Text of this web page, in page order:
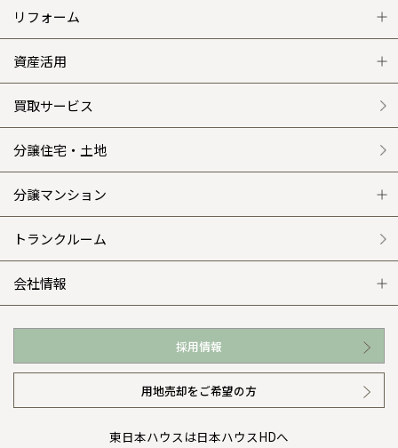
注文住宅 トップ
グレートステージ
クレステージ
施工事例
平屋の家
外観・インテリア集
WEB住宅展示場
お近くの展示場
イベント情報
リフォーム
リフォーム トップ
リフォームメニュー
選ばれる理由
リフォームの流れ
介護保険利用で快適リフォーム
カタログ請求（無料）
資産活用
資産活用 トップ
賃貸併用住宅のメリット
安心のサポートシステム
商品紹介
展示場案内
買取サービス
分譲住宅・土地
分譲マンション
分譲マンション トップ
ワザックとは
高い信頼性
安心の管理体制
トランクルーム
会社情報
会社情報 トップ
ニュースリリース
採用情報
用地売却をご希望の方
東日本ハウスは日本ハウスHDへ